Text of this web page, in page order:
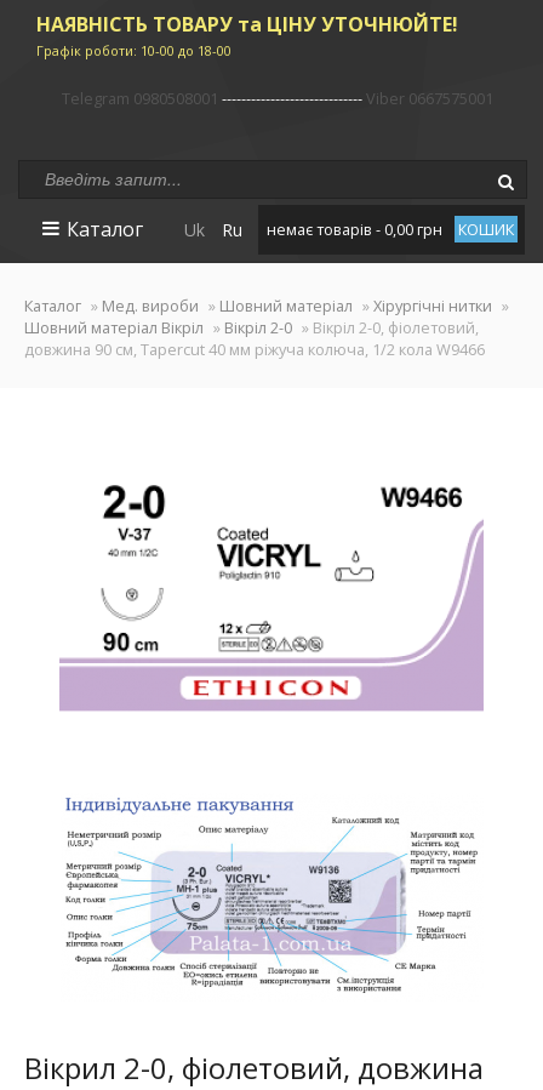
НАЯВНІСТЬ ТОВАРУ та ЦІНУ УТОЧНЮЙТЕ!
Графік роботи: 10-00 до 18-00
Telegram 0980508001 -----------------------------Viber 0667575001
Uk Ru немає товарів - 0,00 грн КОШИК
Каталог
Каталог » Мед. вироби » Шовний матеріал »Хірургічні нитки »
Шовний матеріал Вікріл » Вікріл 2-0 » Вікріл 2-0, фіолетовий,
довжина 90 см, Tapercut 40 мм ріжуча колюча, 1/2 кола W9466
Вікрил 2-0, фіолетовий, довжина